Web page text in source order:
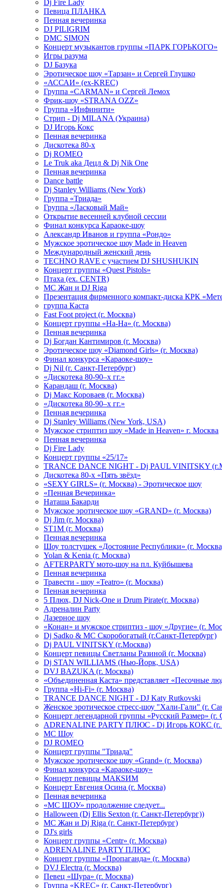
Dj Fire Lady
Певица ПЛАНКА
Пенная вечеринка
DJ PILIGRIM
DMC SIMON
Концерт музыкантов группы «ПАРК ГОРЬКОГО»
Игры разума
DJ Базука
Эротическое шоу «Тарзан» и Сергей Глушко
«АССАИ» (ex-KREC)
Группа «CARMAN» и Сергей Лемох
Фрик-шоу «STRANA OZZ»
Группа «Инфинити»
Стрип - Dj MILANA (Украина)
DJ Игорь Кокс
Пенная вечеринка
Дискотека 80-х
Dj ROMEO
Le Truk aka Децл & Dj Nik One
Пенная вечеринка
Dance battle
Dj Stanley Williams (New York)
Группа «Триада»
Группа «Ласковый Май»
Открытие весенней клубной сессии
Финал конкурса Караоке-шоу
Александр Иванов и группа «Рондо»
Мужское эротическое шоу Made in Heaven
Международный женский день
TECHNO RAVE с участием DJ SHUSHUKIN
Концерт группы «Quest Pistols»
Птаха (ex. CENTR)
МС Жан и DJ Riga
Презентация фирменного компакт-диска КРК
группа Каста
Fast Foot project (г. Москва)
Концерт группы «На-На» (г. Москва)
Пенная вечеринка
Dj Богдан Кантимиров (г. Москва)
Эротическое шоу «Diamond Girls» (г. Москва)
Финал конкурса «Караоке-шоу»
Dj Nil (г. Санкт-Петербург)
«Дискотека 80-90–х гг.»
Карандаш (г. Москва)
Dj Макс Короваев (г. Москва)
«Дискотека 80-90–х гг.»
Пенная вечеринка
Dj Stanley Williams (New York, USA)
Мужское стриптиз шоу «Made in Heaven» г. Москва
Пенная вечеринка
Dj Fire Lady
Концерт группы «25/17»
TRANCE DANCE NIGHT - Dj PAUL VINITSKY
Дискотека 80-х «Пять звёзд»
«SEXY GIRLS» (г. Москва) - Эротическое шоу
«Пенная Вечеринка»
Hаташа Бакарди
Мужское эротическое шоу «GRAND» (г. Москва)
Dj Jim (г. Москва)
ST1M (г. Москва)
Пенная вечеринка
Шоу толстушек «Достояние Республики» (г.
Yolan & Kenia (г. Москва)
AFTERPARTY мото-шоу на пл. Куйбышева
Пенная вечеринка
Травести - шоу «Teatro» (г. Москва)
Пенная вечеринка
5 Плюх, DJ Nick-One и Drum Pirate(г. Москва)
Адреналин Party
Лазерное шоу
«Конан» и мужское стриптиз - шоу «Другие» (г.
Dj Sadko & МС Скоробогатый (г.Санкт-Петербург)
Dj PAUL VINITSKY (г.Москва)
Концерт певицы Светланы Разиной (г. Москва)
Dj STAN WILLIAMS (Нью-Йорк, USA)
DVJ BAZUKA (г. Москва)
«Объединенная Каста» представляет «Песочные
Группа «Hi-Fi» (г. Москва)
TRANCE DANCE NIGHT - DJ Katy Rutkovski
Женское эротическое стресс-шоу "Хали-Гали" (г.
Концерт легендарной группы «Русский Размер» (г.
ADRENALINE PARTY ПЛЮС - Dj Игорь КОКС (г.
MC Шоу
DJ ROMEO
Концерт группы "Триада"
Мужское эротическое шоу «Grand» (г. Москва)
Финал конкурса «Караоке-шоу»
Концерт певицы МАКSИМ
Концерт Евгения Осина (г. Москва)
Пенная вечеринка
«МС ШОУ» продолжение следует...
Halloween (Dj Ellis Sexton (г. Санкт-Петербург))
МС Жан и Dj Riga (г. Санкт-Петербург)
DJ's girls
Концерт группы «Centr» (г. Москва)
ADRENALINE PARTY ПЛЮС
Концерт группы «Пропаганда» (г. Москва)
DVJ Electra (г. Москва)
Певец «Шура» (г. Москва)
Группа «KREC» (г. Санкт-Петербург)